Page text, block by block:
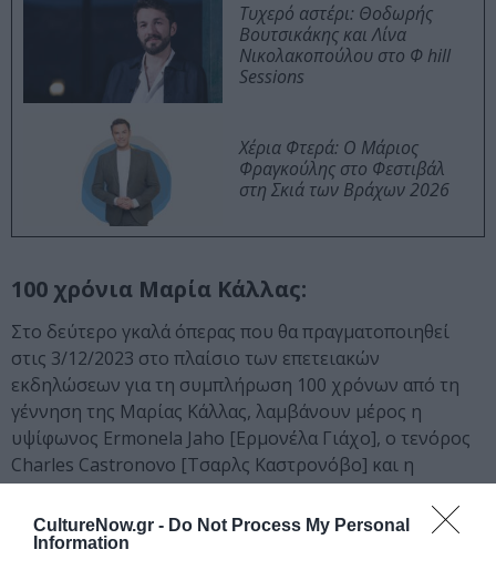
CultureNow.gr - Do Not Process My Personal
Information
Τυχερό αστέρι: Θοδωρής
Βουτσικάκης και Λίνα
Νικολακοπούλου στο Φ hill
Sessions
Χέρια Φτερά: Ο Μάριος
Φραγκούλης στο Φεστιβάλ
στη Σκιά των Βράχων 2026
100 χρόνια Μαρία Κάλλας:
Στο δεύτερο γκαλά όπερας που θα πραγματοποιηθεί
στις 3/12/2023 στο πλαίσιο των επετειακών
εκδηλώσεων για τη συμπλήρωση 100 χρόνων από τη
γέννηση της Μαρίας Κάλλας, λαμβάνουν μέρος η
υψίφωνος Ermonela Jaho [Ερμονέλα Γιάχο], ο τενόρος
Charles Castronovo [Τσαρλς Καστρονόβο] και η
Φιλαρμόνια Ορχήστρα Αθηνών που διευθύνει ο Λουκάς
Καρυτινός.